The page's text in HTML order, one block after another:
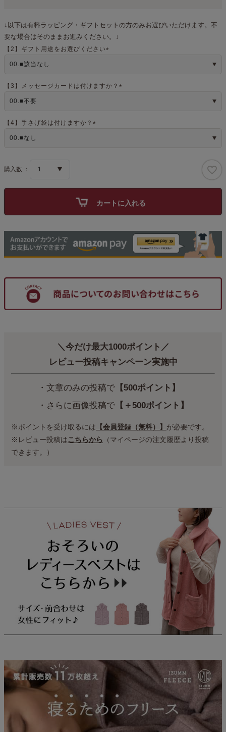
↓以下は有料ラッピング・ギフトセットの方のみお選びいただけます。不
要な場合はそのままお進みください。↓
【2】ギフト用途をお選びください
)
【3】メッセージカードは付けますか？
【4】手さげ袋は付けますか？
カートに入れる
＼今だけ最大1000ポイント／
レビュー投稿キャンペーン実施中
・文章のみの投稿で【500ポイント】
・さらに画像投稿で【＋500ポイント】
※ポイントを受け取るには 【会員登録（無料）】 が必要です。
※レビュー投稿はこちらから （マイページの注文履歴より投稿
できます。）